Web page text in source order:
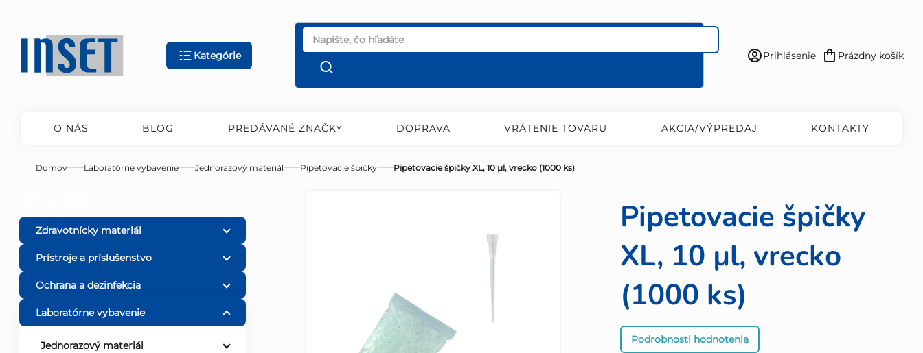
obsah
Kategórie
Prihlásenie
Nákupný
Prázdny košík
O NÁS BLOG PREDÁVANÉ ZNAČKY DOPRAVA VRÁTENIE TOVARU AKCIA/VÝPREDAJ KONTAKTY
Domov Laboratórne vybavenie Jednorazový materiál Pipetovacie špičky Pipetovacie špičky XL, 10 µl, vrecko (1000 ks)
o
č
n
Zdravotnícky materiál
Prístroje a príslušenstvo
Ochrana a dezinfekcia
Laboratórne vybavenie
Jednorazový materiál
Pipetovacie špičky
XL, 10 µl, vrecko
(1000 ks)
Priemerné
hodnotenie
Podrobnosti hodnotenia